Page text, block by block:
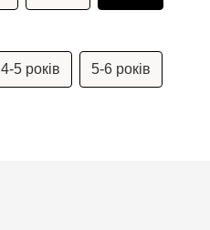
4-5 років 5-6 років